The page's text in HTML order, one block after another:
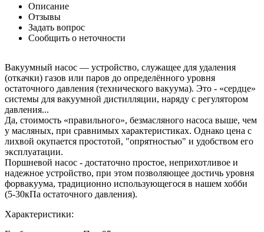
Описание
Отзывы
Задать вопрос
Сообщить о неточности
Вакуумный насос — устройство, служащее для удаления
(откачки) газов или паров до определённого уровня
остаточного давления (технического вакуума). Это - «сердце»
системы для вакуумной дистилляции, наряду с регулятором
давления...
Да, стоимость «правильного», безмасляного насоса выше, чем
у масляных, при сравнимых характеристиках. Однако цена с
лихвой окупается простотой, "опрятностью" и удобством его
эксплуатации.
Поршневой насос - достаточно простое, неприхотливое и
надежное устройство, при этом позволяющее достичь уровня
форвакуума, традиционно использующегося в нашем хобби
(5-30кПа остаточного давления).
Характеристики: